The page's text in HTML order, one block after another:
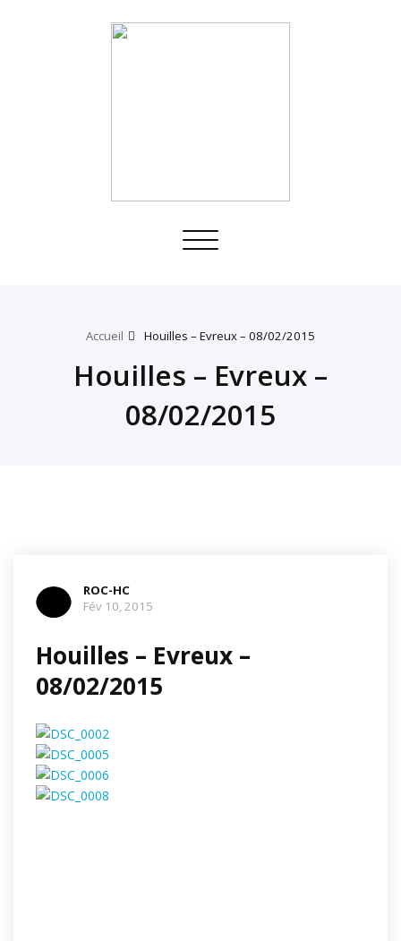
Toggle
Accueil Houilles – Evreux – 08/02/2015
Houilles – Evreux –
08/02/2015
ROC-HC
Fév 10, 2015
Houilles – Evreux –
08/02/2015